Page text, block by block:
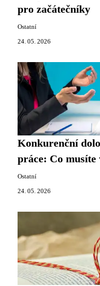
pro začátečníky
Ostatní
24. 05. 2026
Konkurenční
práce: Co musíte
Ostatní
24. 05. 2026